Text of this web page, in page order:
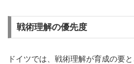
戦術理解の優先度
ドイツでは、戦術理解が育成の要